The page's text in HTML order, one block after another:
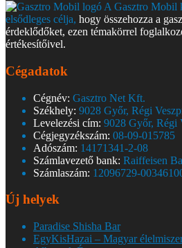
A Gasztro Mobil
elsődleges célja, hogy összehozza a
érdeklődőket, ezen témakörrel
értékesítőivel.
Cégadatok
Cégnév: Gasztro Net Kft.
Székhely: 9028 Győr, Régi
Levelezési cím: 9028 Győr, Régi
Cégjegyzékszám: 08-09-015785
Adószám: 14171341-2-08
Számlavezető bank: Raiffeisen
Számlaszám: 12096729-
Új helyek
Paradise Shisha Bar
EgyKisHazai – Magyar